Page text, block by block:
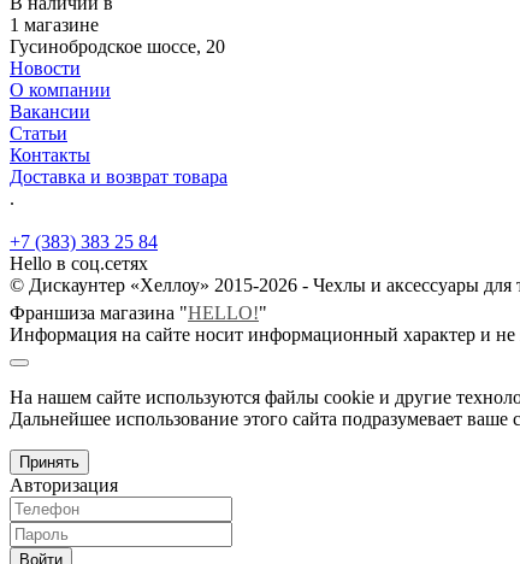
1 магазине
Гусинобродское шоссе, 20
Новости
О компании
Вакансии
Статьи
Контакты
Доставка и возврат товара
.
+7 (383) 383 25 84
Hello в соц.сетях
© Дискаунтер «Хеллоу» 2015-2026 - Чехлы и аксессуары для
Франшиза магазина "HELLO!"
Информация на сайте носит информационный характер и
На нашем сайте используются файлы cookie и другие
Дальнейшее использование этого сайта подразумевает ваше
Принять
Авторизация
Войти